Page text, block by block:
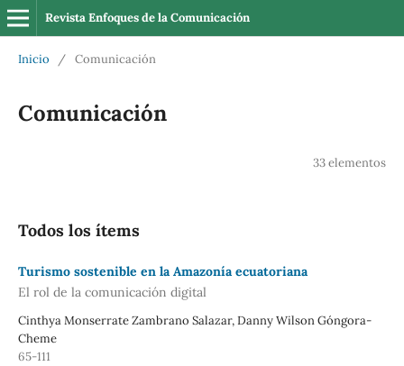
Revista Enfoques de la Comunicación
Inicio / Comunicación
Comunicación
33 elementos
Todos los ítems
Turismo sostenible en la Amazonía ecuatoriana
El rol de la comunicación digital
Cinthya Monserrate Zambrano Salazar, Danny Wilson Góngora-
Cheme
65-111